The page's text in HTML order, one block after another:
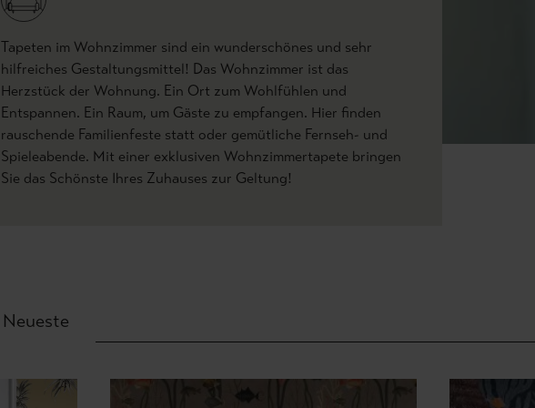
Tapeten im Wohnzimmer sind ein wunderschönes und sehr
hilfreiches Gestaltungsmittel! Das Wohnzimmer ist das
Herzstück der Wohnung. Ein Ort zum Wohlfühlen und
Entspannen. Ein Raum, um Gäste zu empfangen. Hier finden
rauschende Familienfeste statt oder gemütliche Fernseh- und
Spieleabende. Mit einer exklusiven Wohnzimmertapete bringen
Sie das Schönste Ihres Zuhauses zur Geltung!
Neueste